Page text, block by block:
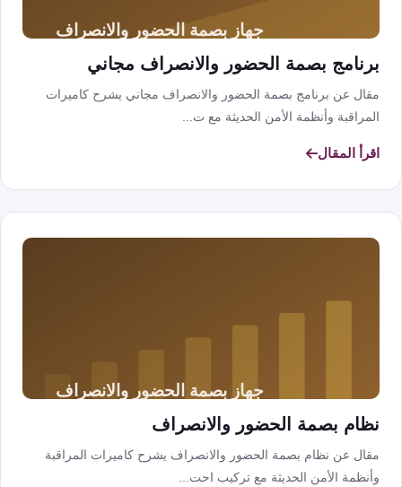
برنامج بصمة الحضور والانصراف مجاني
مقال عن برنامج بصمة الحضور والانصراف مجاني يشرح كاميرات
المراقبة وأنظمة الأمن الحديثة مع ت...
اقرأ المقال
نظام بصمة الحضور والانصراف
مقال عن نظام بصمة الحضور والانصراف يشرح كاميرات المراقبة
وأنظمة الأمن الحديثة مع تركيب احت...